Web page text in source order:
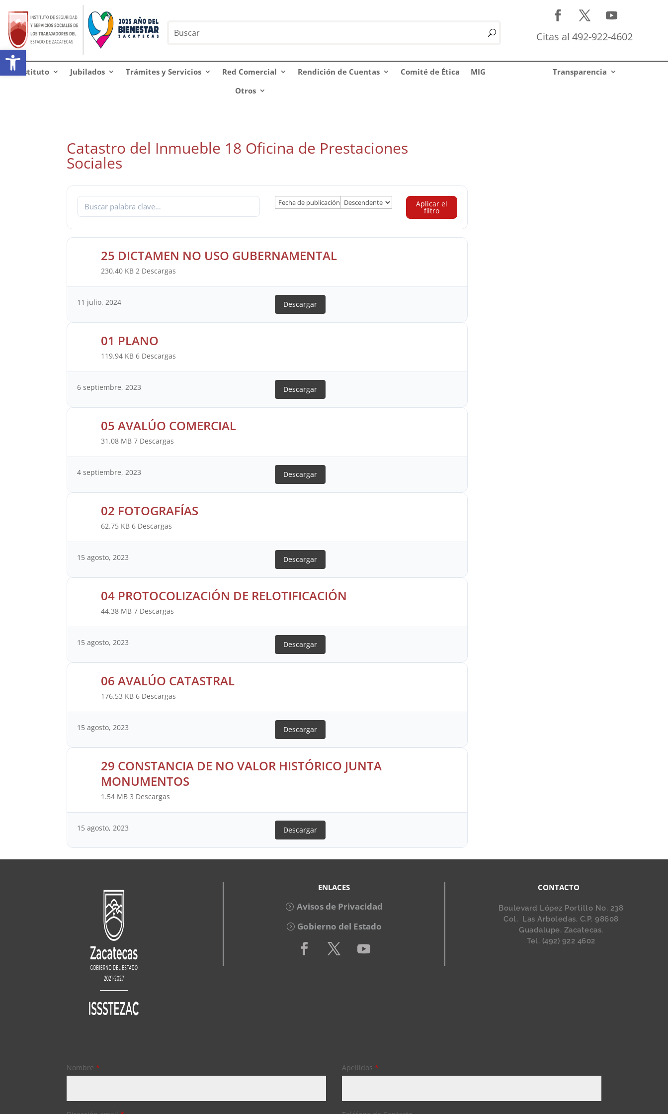
Abrir barra de herramientas
Citas al 492-922-4602
Instituto Jubilados Trámites y Servicios Red Comercial Rendición de Cuentas Comité de Ética
MIG
Otros
Transparencia
Catastro del Inmueble 18 Oficina de Prestaciones
Sociales
Aplicar el
filtro
25 DICTAMEN NO USO GUBERNAMENTAL
230.40 KB2 Descargas
11 julio, 2024 Descargar
01 PLANO
119.94 KB6 Descargas
6 septiembre, 2023 Descargar
05 AVALÚO COMERCIAL
31.08 MB7 Descargas
4 septiembre, 2023 Descargar
02 FOTOGRAFÍAS
62.75 KB6 Descargas
15 agosto, 2023 Descargar
04 PROTOCOLIZACIÓN DE RELOTIFICACIÓN
44.38 MB7 Descargas
15 agosto, 2023 Descargar
06 AVALÚO CATASTRAL
176.53 KB6 Descargas
15 agosto, 2023 Descargar
29 CONSTANCIA DE NO VALOR HISTÓRICO JUNTA
MONUMENTOS
1.54 MB3 Descargas
15 agosto, 2023 Descargar
ENLACES
Avisos de Privacidad
Gobierno del Estado
CONTACTO
Boulevard López Portillo No. 238
Col. Las Arboledas, C.P. 98608
Guadalupe, Zacatecas.
Tel. (492) 922 4602
Nombre* Apellidos*